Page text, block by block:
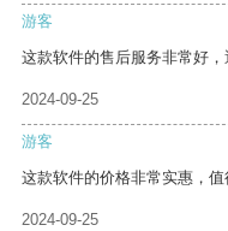
游客
这款软件的售后服务非常好，
2024-09-25
游客
这款软件的价格非常实惠，值
2024-09-25